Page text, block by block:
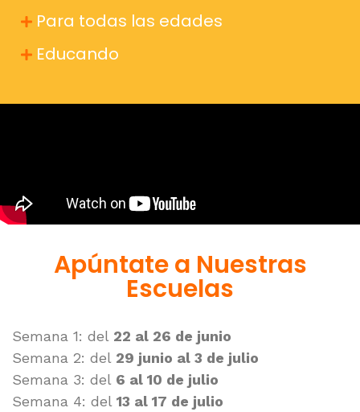
Para todas las edades
Educando
Apúntate a Nuestras
Escuelas
Semana 1: del 22 al 26 de junio
Semana 2: del 29 junio al 3 de julio
Semana 3: del 6 al 10 de julio
Semana 4: del 13 al 17 de julio